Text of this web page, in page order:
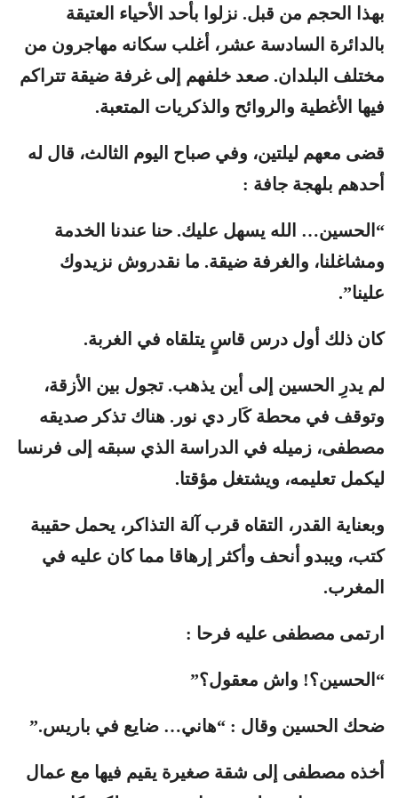
بهذا الحجم من قبل. نزلوا بأحد الأحياء العتيقة
بالدائرة السادسة عشر، أغلب سكانه مهاجرون من
مختلف البلدان. صعد خلفهم إلى غرفة ضيقة تتراكم
فيها الأغطية والروائح والذكريات المتعبة.
قضى معهم ليلتين، وفي صباح اليوم الثالث، قال له
أحدهم بلهجة جافة :
“الحسين… الله يسهل عليك. حنا عندنا الخدمة
ومشاغلنا، والغرفة ضيقة. ما نقدروش نزيدوك
علينا”.
كان ذلك أول درس قاسٍ يتلقاه في الغربة.
لم يدرِ الحسين إلى أين يذهب. تجول بين الأزقة،
وتوقف في محطة كَار دي نور. هناك تذكر صديقه
مصطفى، زميله في الدراسة الذي سبقه إلى فرنسا
ليكمل تعليمه، ويشتغل مؤقتا.
وبعناية القدر، التقاه قرب آلة التذاكر، يحمل حقيبة
كتب، ويبدو أنحف وأكثر إرهاقا مما كان عليه في
المغرب.
ارتمى مصطفى عليه فرحا :
“الحسين؟! واش معقول؟”
ضحك الحسين وقال : “هاني… ضايع في باريس.”
أخذه مصطفى إلى شقة صغيرة يقيم فيها مع عمال